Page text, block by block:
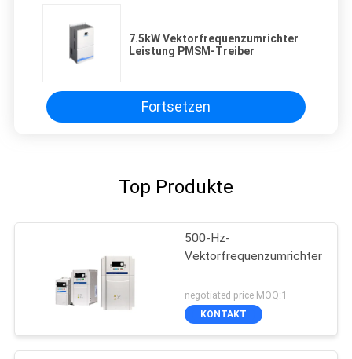
7.5kW Vektorfrequenzumrichter
Leistung PMSM-Treiber
Fortsetzen
Top Produkte
500-Hz-
Vektorfrequenzumrichter
negotiated price MOQ:1
KONTAKT